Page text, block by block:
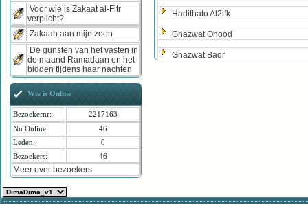
Hadithato Al2ifk
Ghazwat Ohood
Ghazwat Badr
Voor wie is Zakaat al-Fitr
verplicht?
Zakaah aan mijn zoon
De gunsten van het vasten in
de maand Ramadaan en het
bidden tijdens haar nachten
Wie is Online
Bezoekernr:
2217163
Nu Online:
46
Leden:
0
Bezoekers:
46
Meer over bezoekers